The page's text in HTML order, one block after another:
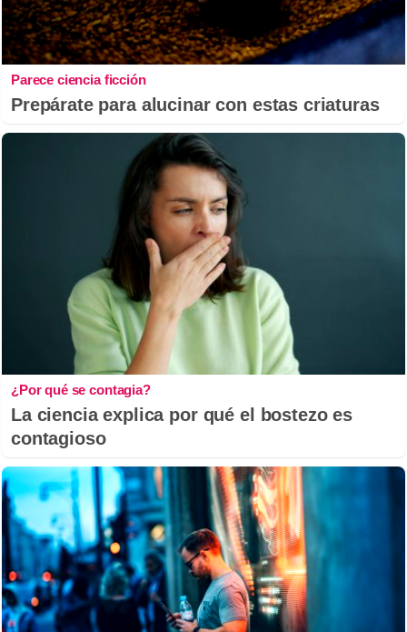
Parece ciencia ficción
Prepárate para alucinar con estas criaturas
¿Por qué se contagia?
La ciencia explica por qué el bostezo es
contagioso